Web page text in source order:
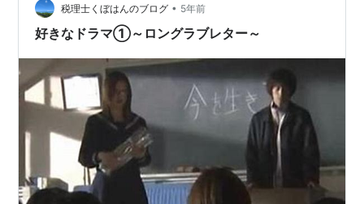
てた時って私も若かったし、確か似たような年齢…
税理士くぼはんのブログ • 5年前
好きなドラマ①～ロングラブレター～